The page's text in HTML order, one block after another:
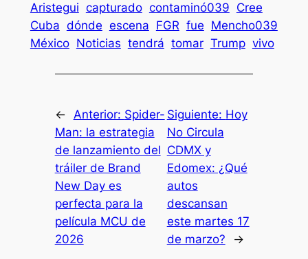
Aristegui capturado contaminó039 Cree
Cuba dónde escena FGR fue Mencho039
México Noticias tendrá tomar Trump vivo
← Anterior: Spider-
Man: la estrategia
de lanzamiento del
tráiler de Brand
New Day es
perfecta para la
película MCU de
2026
Siguiente: Hoy
No Circula
CDMX y
Edomex: ¿Qué
autos
descansan
este martes 17
de marzo?
→